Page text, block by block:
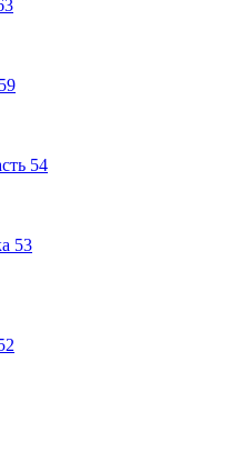
59
54
53